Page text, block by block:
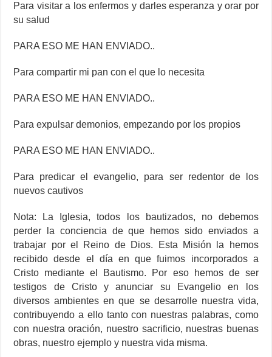
Para visitar a los enfermos y darles esperanza y orar por
su salud
PARA ESO ME HAN ENVIADO..
Para compartir mi pan con el que lo necesita
PARA ESO ME HAN ENVIADO..
Para expulsar demonios, empezando por los propios
PARA ESO ME HAN ENVIADO..
Para predicar el evangelio, para ser redentor de los
nuevos cautivos
Nota: La Iglesia, todos los bautizados, no debemos
perder la conciencia de que hemos sido enviados a
trabajar por el Reino de Dios. Esta Misión la hemos
recibido desde el día en que fuimos incorporados a
Cristo mediante el Bautismo. Por eso hemos de ser
testigos de Cristo y anunciar su Evangelio en los
diversos ambientes en que se desarrolle nuestra vida,
contribuyendo a ello tanto con nuestras palabras, como
con nuestra oración, nuestro sacrificio, nuestras buenas
obras, nuestro ejemplo y nuestra vida misma.